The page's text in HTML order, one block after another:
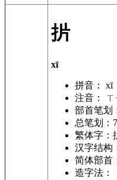
扸
xī
拼音：
xī
注音：
ㄒ
部首笔划
总笔划： 7
繁体字：
汉字结构
简体部首
造字法：